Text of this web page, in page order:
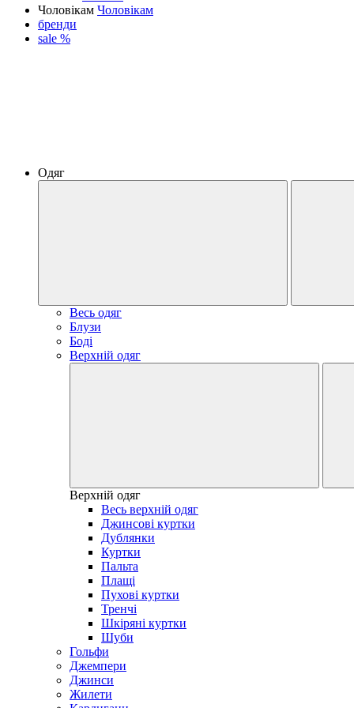
Чоловікам Чоловікам
бренди
sale %
Одяг
Весь одяг
Блузи
Боді
Верхній одяг
Верхній одяг
Весь верхній одяг
Джинсові куртки
Дублянки
Куртки
Пальта
Плащі
Пухові куртки
Тренчі
Шкіряні куртки
Шуби
Гольфи
Джемпери
Джинси
Жилети